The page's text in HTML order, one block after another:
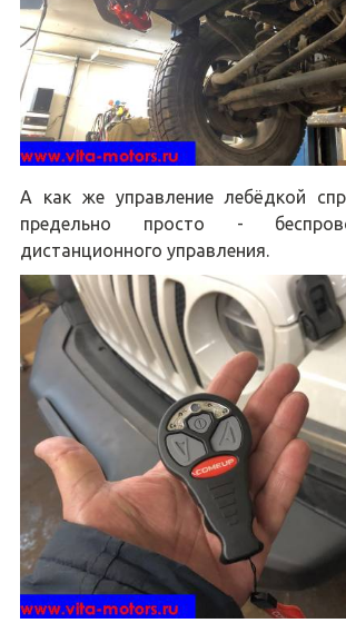
А как же управление лебёдкой
предельно просто -
дистанционного управления.